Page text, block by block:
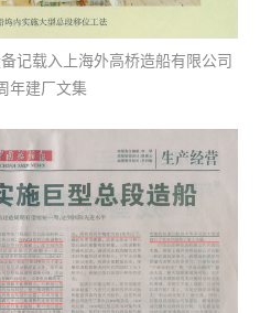
记载入上海外高桥造船有限公司
年建厂文集